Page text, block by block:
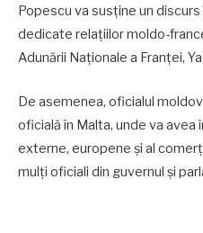
Popescu va susține un
dedicate relațiilor moldo-
Adunării Naționale a Franței,
De asemenea, oficialul
oficială în Malta, unde va
externe, europene și al
mulți oficiali din guvernul și